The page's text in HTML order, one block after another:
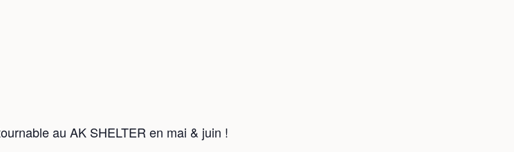
au AK SHELTER en mai & juin !